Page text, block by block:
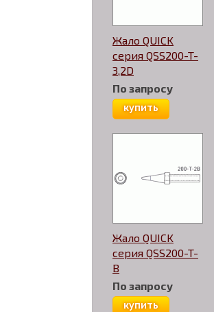
Жало QUICK
серия QSS200-T-
3,2D
По запросу
купить
Жало QUICK
серия QSS200-T-
B
По запросу
купить